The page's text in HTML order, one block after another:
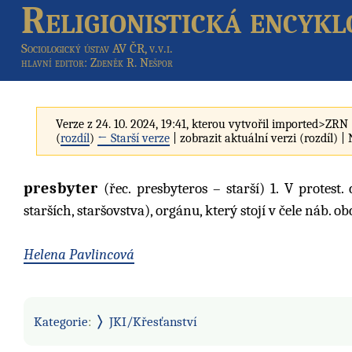
Religionistická
Sociologický ústav AV ČR, v.v.i.
hlavní editor: Zdeněk R. Nešpor
Verze z 24. 10. 2024, 19:41, kterou vytvořil imported>ZRN
(rozdíl) ← Starší verze| zobrazit aktuální verzi (rozdíl) |
presbyter (řec. presbyteros – starší) 1. V
starších, staršovstva), orgánu, který stojí v čele náb.
Helena Pavlincová
Kategorie: JKI/Křesťanství